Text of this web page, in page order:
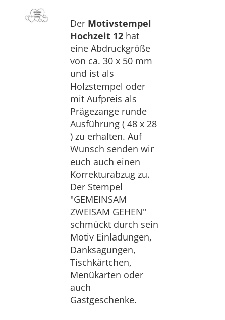
Der Motivstempel
Hochzeit 12 hat
eine Abdruckgröße
von ca. 30 x 50 mm
und ist als
Holzstempel oder
mit Aufpreis als
Prägezange runde
Ausführung ( 48 x 28
) zu erhalten. Auf
Wunsch senden wir
euch auch einen
Korrekturabzug zu.
Der Stempel
"GEMEINSAM
ZWEISAM GEHEN"
schmückt durch sein
Motiv Einladungen,
Danksagungen,
Tischkärtchen,
Menükarten oder
auch
Gastgeschenke.